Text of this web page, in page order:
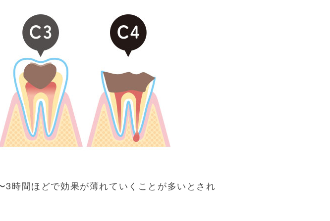
時間ほどで効果が薄れていくことが多いとされ